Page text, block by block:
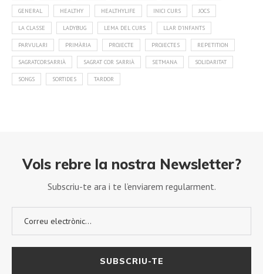
GENERAL HEALTHY HEALTHYLIFE INICI CURS JOCS
LA CLASSE LADYBUG LEMA DEL CURS LLAR D'INFANTS
PARVULARI PRIMÀRIA PROJECTE PROJECTES REPETITION
SAGRATCORSARRIÀ SAGRAT COR SARRIÀ SETMANA SOLIDARITAT
SONGS SORTIDES TARDOR
Vols rebre la nostra Newsletter?
Subscriu-te ara i te l’enviarem regularment.